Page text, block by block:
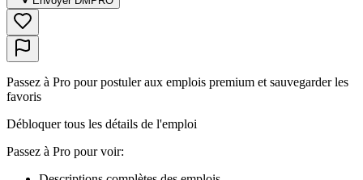
Passez à Pro pour postuler aux emplois premium et sauvegarder les
favoris
Débloquer tous les détails de l'emploi
Passez à Pro pour voir: